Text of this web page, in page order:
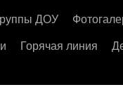
ДОУ
Горячая линия